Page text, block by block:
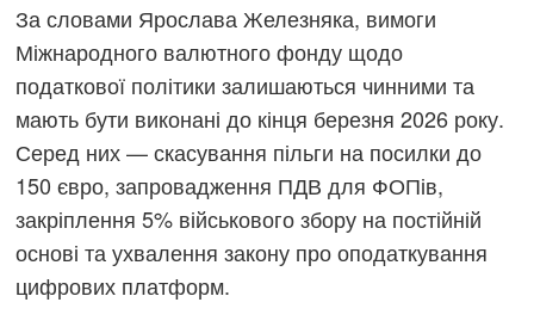
За словами Ярослава Железняка, вимоги
Міжнародного валютного фонду щодо
податкової політики залишаються чинними та
мають бути виконані до кінця березня 2026 року.
Серед них — скасування пільги на посилки до
150 євро, запровадження ПДВ для ФОПів,
закріплення 5% військового збору на постійній
основі та ухвалення закону про оподаткування
цифрових платформ.